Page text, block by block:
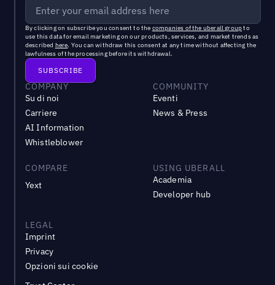
By clicking on subscribe you consent to the companies of the uberall groupto
use this data for email marketing on our products, services, and market trends as
described here. You can withdraw this consent at any time without affecting the
lawfulness of the processing before its withdrawal.
COMPANY
Su di noi
Carriere
AI Information
Whistleblower
COMMUNITY
Eventi
News & Press
COMPARE
Yext
USING UBERALL
Academia
Developer hub
LEGAL
Imprint
Privacy
Opzioni sui cookie